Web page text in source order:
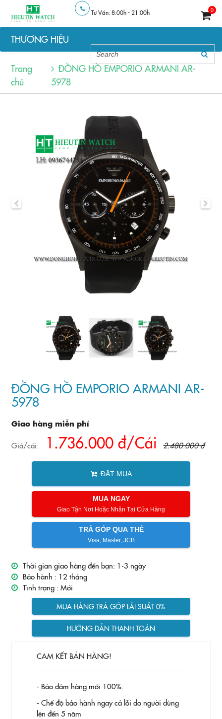
Tư Vấn: 8:00h - 21:00h 0
THƯƠNG HIỆU
Trang
chủ
ĐỒNG HỒ EMPORIO ARMANI AR-
5978
ĐỒNG HỒ EMPORIO ARMANI AR-
5978
Giao hàng miễn phí
Giá/cái: 1.736.000 đ/Cái 2.480.000 đ
ĐẶT MUA
MUA NGAY
Giao Tận Nơi Hoặc Nhận Tại Cửa Hàng
TRẢ GÓP QUA THẺ
Visa, Master, JCB
Thời gian giao hàng đến bạn: 1-3 ngày
Bảo hành : 12 tháng
Tình trạng : Mới
MUA HÀNG TRẢ GÓP LÃI SUẤT 0%
HƯỚNG DẪN THANH TOÁN
CAM KẾT BÁN HÀNG!
- Bảo đảm hàng mới 100%.
- Chế độ bảo hành ngay cả lỗi do người dùng
lên đến 5 năm